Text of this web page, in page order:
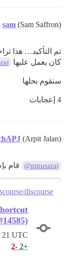
sam (Sam Saffron)
تم التأكيد… هذا
كان يعمل عليها
سنقوم بحلها
4 إعجابات
(Arpit Jalan)
@pmusaraj قام
discourse
21 UTC
+2
-2